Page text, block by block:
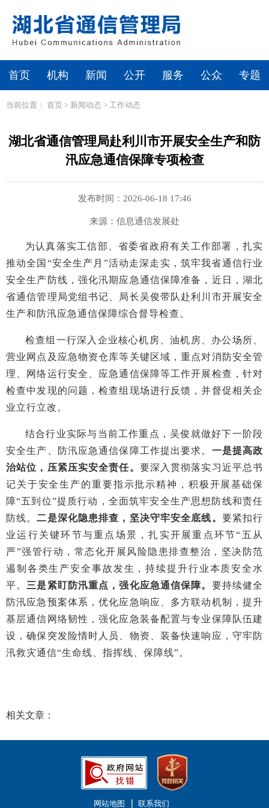
首页 机构 新闻 公开 服务 公众 专题
当前位置： 首页 > 新闻动态 > 工作动态
湖北省通信管理局赴利川市开展安全生产和防
汛应急通信保障专项检查
发布时间：2026-06-18 17:46
来源：信息通信发展处
为认真落实工信部、省委省政府有关工作部署，扎实
推动全国“安全生产月”活动走深走实，筑牢我省通信行业
安全生产防线，强化汛期应急通信保障准备，近日，湖北
省通信管理局党组书记、局长吴俊带队赴利川市开展安全
生产和防汛应急通信保障综合督导检查。
检查组一行深入企业核心机房、油机房、办公场所、
营业网点及应急物资仓库等关键区域，重点对消防安全管
理、网络运行安全、应急通信保障等工作开展检查，针对
检查中发现的问题，检查组现场进行反馈，并督促相关企
业立行立改。
结合行业实际与当前工作重点，吴俊就做好下一阶段
安全生产、防汛应急通信保障工作提出要求。 一是提高政
治站位，压紧压实安全责任。 要深入贯彻落实习近平总书
记关于安全生产的重要指示批示精神，积极开展基础保
障“五到位”提质行动，全面筑牢安全生产思想防线和责任
防线。二是深化隐患排查，坚决守牢安全底线。 要紧扣行
业运行关键环节与重点场景，扎实开展重点环节“五从
严”强管行动，常态化开展风险隐患排查整治，坚决防范
遏制各类生产安全事故发生，持续提升行业本质安全水
平。 三是紧盯防汛重点，强化应急通信保障。 要持续健全
防汛应急预案体系，优化应急响应、多方联动机制，提升
基层通信网络韧性，强化应急装备配置与专业保障队伍建
设，确保突发险情时人员、物资、装备快速响应，守牢防
汛救灾通信“生命线、指挥线、保障线”。
相关文章：
网站地图 联系我们